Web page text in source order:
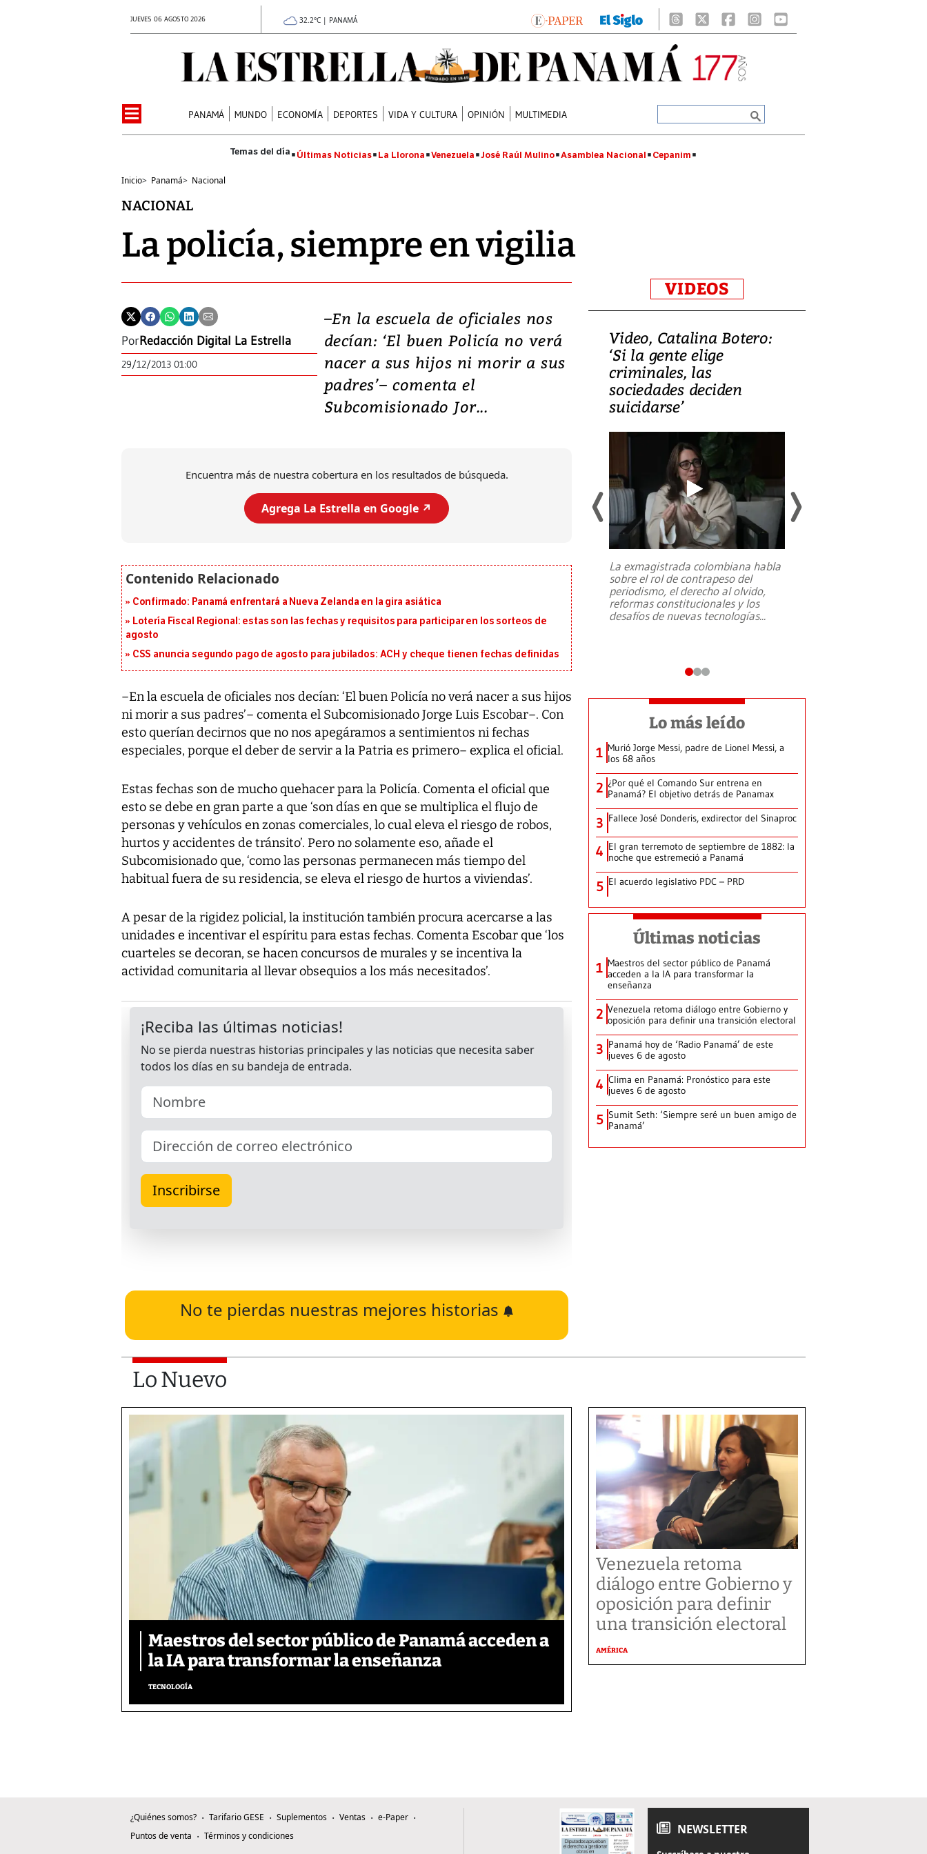
JUEVES 06 AGOSTO 2026 32.2°C | PANAMÁ
PANAMÁ MUNDO ECONOMÍA DEPORTES VIDA Y CULTURA OPINIÓN MULTIMEDIA
Últimas Noticias La Llorona Venezuela José Raúl Mulino Asamblea Nacional Cepanim
Inicio> Panamá> Nacional
NACIONAL
La policía, siempre en vigilia
PorRedacción Digital La Estrella
29/12/2013 01:00
–En la escuela de oficiales nos
decían: ‘El buen Policía no verá
nacer a sus hijos ni morir a sus
padres’– comenta el
Subcomisionado Jor...
Encuentra más de nuestra cobertura en los resultados de búsqueda.
Agrega La Estrella en Google ↗️
Confirmado: Panamá enfrentará a Nueva Zelanda en la gira asiática
Lotería Fiscal Regional: estas son las fechas y requisitos para participar en los sorteos de
agosto
CSS anuncia segundo pago de agosto para jubilados: ACH y cheque tienen fechas definidas
–En la escuela de oficiales nos decían: ‘El buen Policía no verá nacer a sus hijos
ni morir a sus padres’– comenta el Subcomisionado Jorge Luis Escobar–. Con
esto querían decirnos que no nos apegáramos a sentimientos ni fechas
especiales, porque el deber de servir a la Patria es primero– explica el oficial.
Estas fechas son de mucho quehacer para la Policía. Comenta el oficial que
esto se debe en gran parte a que ‘son días en que se multiplica el flujo de
personas y vehículos en zonas comerciales, lo cual eleva el riesgo de robos,
hurtos y accidentes de tránsito’. Pero no solamente eso, añade el
Subcomisionado que, ‘como las personas permanecen más tiempo del
habitual fuera de su residencia, se eleva el riesgo de hurtos a viviendas’.
A pesar de la rigidez policial, la institución también procura acercarse a las
unidades e incentivar el espíritu para estas fechas. Comenta Escobar que ‘los
cuarteles se decoran, se hacen concursos de murales y se incentiva la
actividad comunitaria al llevar obsequios a los más necesitados’.
No te pierdas nuestras mejores historias
VIDEOS
Video, Japón: Terremoto
deja heridos y graves
daños en Kumamoto
al sur de Japón, provocando una
Video, Catalina Botero:
‘Si la gente elige
criminales, las
sociedades deciden
suicidarse’
La exmagistrada colombiana habla
sobre el rol de contrapeso del
periodismo, el derecho al olvido,
reformas constitucionales y los
desafíos de nuevas tecnologías...
Lo más leído
1 Murió Jorge Messi, padre de Lionel Messi, a
los 68 años
2 ¿Por qué el Comando Sur entrena en
Panamá? El objetivo detrás de Panamax
3 Fallece José Donderis, exdirector del Sinaproc
4 El gran terremoto de septiembre de 1882: la
noche que estremeció a Panamá
5 El acuerdo legislativo PDC – PRD
Últimas noticias
1 Maestros del sector público de Panamá
acceden a la IA para transformar la
enseñanza
2 Venezuela retoma diálogo entre Gobierno y
oposición para definir una transición electoral
3 Panamá hoy de ‘Radio Panamá’ de este
jueves 6 de agosto
4 Clima en Panamá: Pronóstico para este
jueves 6 de agosto
5 Sumit Seth: ‘Siempre seré un buen amigo de
Panamá’
Lo Nuevo
Maestros del sector público de Panamá acceden a
la IA para transformar la enseñanza
TECNOLOGÍA
Venezuela retoma
diálogo entre Gobierno y
oposición para definir
una transición electoral
AMÉRICA
¿Quiénes somos? Tarifario GESE Suplementos Ventas
e-Paper
Puntos de venta
Términos y condiciones NEWSLETTER